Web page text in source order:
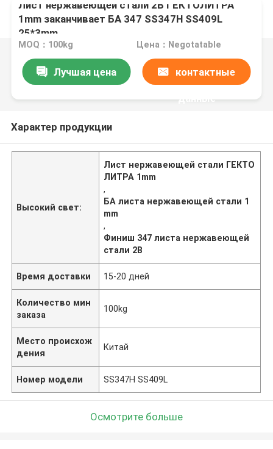
Лист нержавеющей стали 2B ГЕКТОЛИТРА
1mm заканчивает БА 347 SS347H SS409L
25*3mm
MOQ：100kg Цена：Negotatable
Лучшая цена контактные
данные
Характер продукции
Высокий свет:
Лист нержавеющей стали ГЕКТО
ЛИТРА 1mm
,
БА листа нержавеющей стали 1
mm
,
Финиш 347 листа нержавеющей
стали 2B
Время доставки 15-20 дней
Количество мин
заказа
100kg
Место происхож
дения
Китай
Номер модели SS347H SS409L
Осмотрите больше